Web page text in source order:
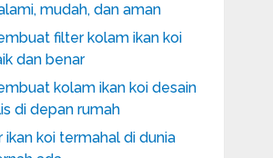
mudah, dan aman
filter kolam ikan koi
dan benar
kolam ikan koi desain
di depan rumah
ikan koi termahal di dunia